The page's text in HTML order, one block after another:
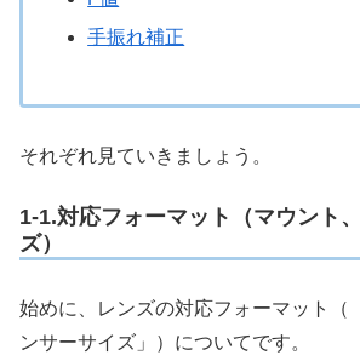
手振れ補正
それぞれ見ていきましょう。
1-1.対応フォーマット（マウント
ズ）
始めに、レンズの対応フォーマット（
ンサーサイズ」）についてです。